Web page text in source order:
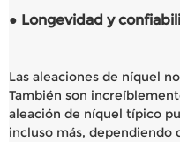
● Longevidad y
Las aleaciones de níquel
También son
aleación de níquel típico
incluso más, dependiendo